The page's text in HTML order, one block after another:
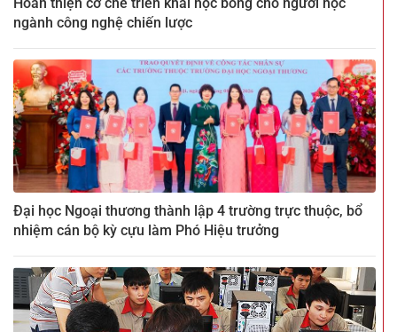
ngành công nghệ chiến lược
Đại học Ngoại thương thành lập 4 trường trực thuộc, bổ
nhiệm cán bộ kỳ cựu làm Phó Hiệu trưởng